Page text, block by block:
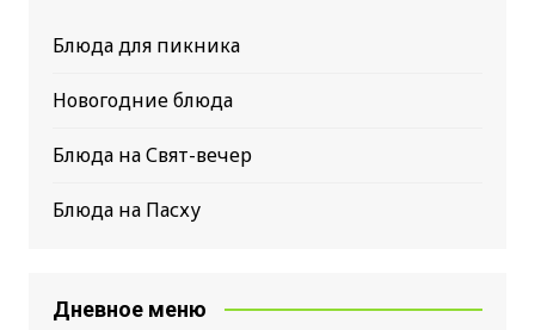
Блюда для пикника
Новогодние блюда
Блюда на Свят-вечер
Блюда на Пасху
Дневное меню